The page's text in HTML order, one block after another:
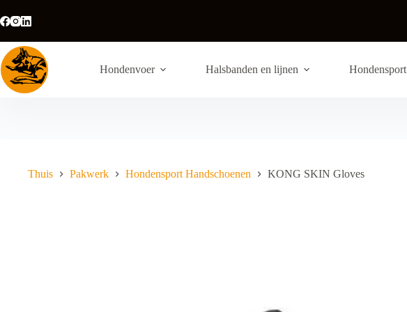
naar
de
inhoud
Hondenvoer Halsbanden en lijnen Hondensport
Thuis Pakwerk Hondensport Handschoenen KONG SKIN Gloves